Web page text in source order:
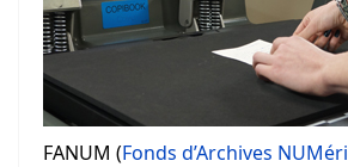
FANUM (Fonds d’Archives